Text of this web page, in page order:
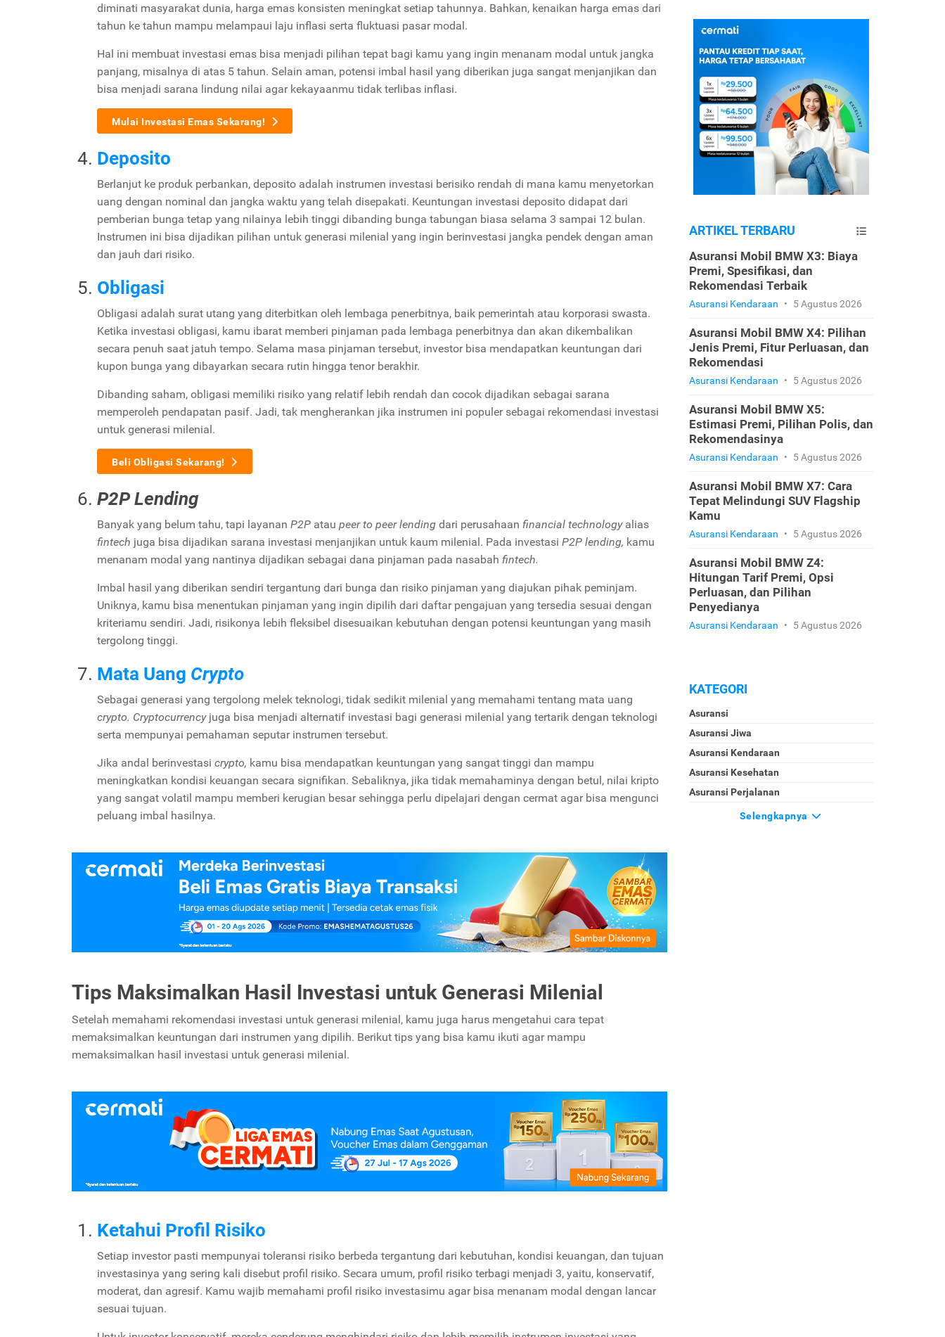
diminati masyarakat dunia, harga emas konsisten meningkat setiap tahunnya. Bahkan, kenaikan harga emas dari
tahun ke tahun mampu melampaui laju inflasi serta fluktuasi pasar modal.
Hal ini membuat investasi emas bisa menjadi pilihan tepat bagi kamu yang ingin menanam modal untuk jangka
panjang, misalnya di atas 5 tahun. Selain aman, potensi imbal hasil yang diberikan juga sangat menjanjikan dan
bisa menjadi sarana lindung nilai agar kekayaanmu tidak terlibas inflasi.
Mulai Investasi Emas Sekarang!
Deposito
Berlanjut ke produk perbankan, deposito adalah instrumen investasi berisiko rendah di mana kamu menyetorkan
uang dengan nominal dan jangka waktu yang telah disepakati. Keuntungan investasi deposito didapat dari
pemberian bunga tetap yang nilainya lebih tinggi dibanding bunga tabungan biasa selama 3 sampai 12 bulan.
Instrumen ini bisa dijadikan pilihan untuk generasi milenial yang ingin berinvestasi jangka pendek dengan aman
dan jauh dari risiko.
Obligasi
Obligasi adalah surat utang yang diterbitkan oleh lembaga penerbitnya, baik pemerintah atau korporasi swasta.
Ketika investasi obligasi, kamu ibarat memberi pinjaman pada lembaga penerbitnya dan akan dikembalikan
secara penuh saat jatuh tempo. Selama masa pinjaman tersebut, investor bisa mendapatkan keuntungan dari
kupon bunga yang dibayarkan secara rutin hingga tenor berakhir.
Dibanding saham, obligasi memiliki risiko yang relatif lebih rendah dan cocok dijadikan sebagai sarana
memperoleh pendapatan pasif. Jadi, tak mengherankan jika instrumen ini populer sebagai rekomendasi investasi
untuk generasi milenial.
Beli Obligasi Sekarang!
P2P Lending
Banyak yang belum tahu, tapi layanan P2P atau peer to peer lending dari perusahaan financial technology alias
fintech juga bisa dijadikan sarana investasi menjanjikan untuk kaum milenial. Pada investasi P2P lending, kamu
menanam modal yang nantinya dijadikan sebagai dana pinjaman pada nasabah fintech.
Imbal hasil yang diberikan sendiri tergantung dari bunga dan risiko pinjaman yang diajukan pihak peminjam.
Uniknya, kamu bisa menentukan pinjaman yang ingin dipilih dari daftar pengajuan yang tersedia sesuai dengan
kriteriamu sendiri. Jadi, risikonya lebih fleksibel disesuaikan kebutuhan dengan potensi keuntungan yang masih
tergolong tinggi.
Mata Uang Crypto
Sebagai generasi yang tergolong melek teknologi, tidak sedikit milenial yang memahami tentang mata uang
crypto. Cryptocurrency juga bisa menjadi alternatif investasi bagi generasi milenial yang tertarik dengan teknologi
serta mempunyai pemahaman seputar instrumen tersebut.
Jika andal berinvestasi crypto, kamu bisa mendapatkan keuntungan yang sangat tinggi dan mampu
meningkatkan kondisi keuangan secara signifikan. Sebaliknya, jika tidak memahaminya dengan betul, nilai kripto
yang sangat volatil mampu memberi kerugian besar sehingga perlu dipelajari dengan cermat agar bisa mengunci
peluang imbal hasilnya.
Tips Maksimalkan Hasil Investasi untuk Generasi Milenial
Setelah memahami rekomendasi investasi untuk generasi milenial, kamu juga harus mengetahui cara tepat
memaksimalkan keuntungan dari instrumen yang dipilih. Berikut tips yang bisa kamu ikuti agar mampu
memaksimalkan hasil investasi untuk generasi milenial.
Ketahui Profil Risiko
Setiap investor pasti mempunyai toleransi risiko berbeda tergantung dari kebutuhan, kondisi keuangan, dan tujuan
investasinya yang sering kali disebut profil risiko. Secara umum, profil risiko terbagi menjadi 3, yaitu, konservatif,
moderat, dan agresif. Kamu wajib memahami profil risiko investasimu agar bisa menanam modal dengan lancar
sesuai tujuan.
ARTIKEL TERBARU
Asuransi Mobil BMW X3: Biaya
Premi, Spesifikasi, dan
Rekomendasi Terbaik
Asuransi Kendaraan • 5 Agustus 2026
Asuransi Mobil BMW X4: Pilihan
Jenis Premi, Fitur Perluasan, dan
Rekomendasi
Asuransi Kendaraan • 5 Agustus 2026
Asuransi Mobil BMW X5:
Estimasi Premi, Pilihan Polis, dan
Rekomendasinya
Asuransi Kendaraan • 5 Agustus 2026
Asuransi Mobil BMW X7: Cara
Tepat Melindungi SUV Flagship
Kamu
Asuransi Kendaraan • 5 Agustus 2026
Asuransi Mobil BMW Z4:
Hitungan Tarif Premi, Opsi
Perluasan, dan Pilihan
Penyedianya
Asuransi Kendaraan • 5 Agustus 2026
KATEGORI
Asuransi
Asuransi Jiwa
Asuransi Kendaraan
Asuransi Kesehatan
Asuransi Perjalanan
Selengkapnya